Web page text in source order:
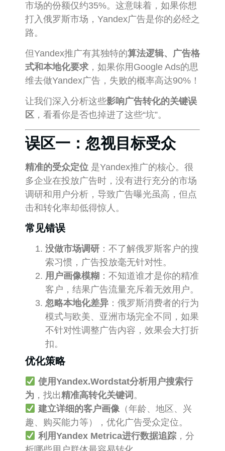
市场的份额仅约35%。这意味着，如果你想
打入俄罗斯市场，Yandex广告是你的必经之
路。
但Yandex推广有其独特的算法逻辑、广告格
式和本地化要求 ，如果你用Google Ads的思
维去做Yandex广告，失败的概率高达90%！
让我们深入分析这些影响广告转化的关键误
区 ，看看你是否也掉进了这些“坑”。
误区一：忽视目标受众
精准的受众定位 是Yandex推广的核心。很
多企业在投放广告时，没有进行充分的市场
调研和用户分析，导致广告曝光虽高，但点
击和转化率却低得惊人。
常见错误
没做市场调研 ：不了解俄罗斯客户的搜
索习惯，广告投放毫无针对性。
用户画像模糊 ：不知道谁才是你的精准
客户，结果广告流量充斥着无效用户。
忽略本地化差异 ：俄罗斯消费者的行为
模式与欧美、亚洲市场完全不同，如果
不针对性调整广告内容，效果会大打折
扣。
优化策略
使用Yandex.Wordstat分析用户搜索行
为 ，找出精准高转化关键词 。
建立详细的客户画像（年龄、地区、兴
趣、购买能力等），优化广告受众定位。
利用Yandex Metrica进行数据追踪，分